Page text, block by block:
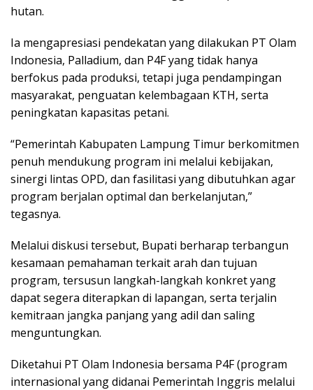
hutan.
Ia mengapresiasi pendekatan yang dilakukan PT Olam
Indonesia, Palladium, dan P4F yang tidak hanya
berfokus pada produksi, tetapi juga pendampingan
masyarakat, penguatan kelembagaan KTH, serta
peningkatan kapasitas petani.
“Pemerintah Kabupaten Lampung Timur berkomitmen
penuh mendukung program ini melalui kebijakan,
sinergi lintas OPD, dan fasilitasi yang dibutuhkan agar
program berjalan optimal dan berkelanjutan,”
tegasnya.
Melalui diskusi tersebut, Bupati berharap terbangun
kesamaan pemahaman terkait arah dan tujuan
program, tersusun langkah-langkah konkret yang
dapat segera diterapkan di lapangan, serta terjalin
kemitraan jangka panjang yang adil dan saling
menguntungkan.
Diketahui PT Olam Indonesia bersama P4F (program
internasional yang didanai Pemerintah Inggris melalui